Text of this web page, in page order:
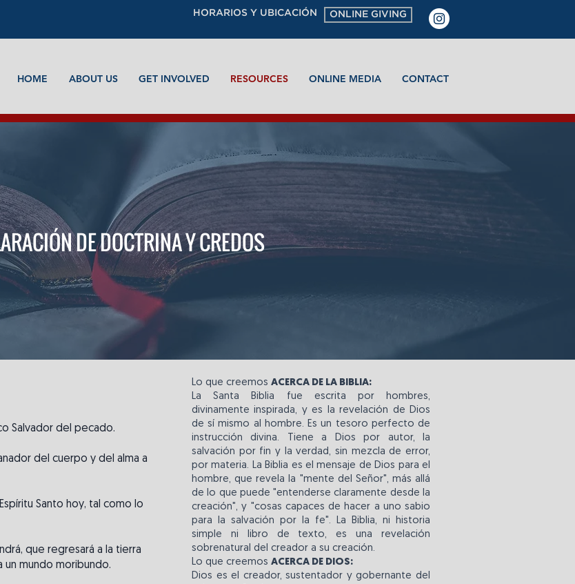
HORARIOS Y UBICACIÓN ONLINE GIVING
HOME ABOUT US GET INVOLVED RESOURCES ONLINE MEDIA CONTACT
DE DOCTRINA Y CREDOS
Salvador del pecado.
del cuerpo y del alma a
Santo hoy, tal como lo
que regresará a la tierra
un mundo moribundo.
Lo que creemos ACERCA DE LA BIBLIA:
La Santa Biblia fue escrita por hombres,
divinamente inspirada, y es la revelación de Dios
de sí mismo al hombre. Es un tesoro perfecto de
instrucción divina. Tiene a Dios por autor, la
salvación por fin y la verdad, sin mezcla de error,
por materia. La Biblia es el mensaje de Dios para el
hombre, que revela la "mente del Señor", más allá
de lo que puede "entenderse claramente desde la
creación", y "cosas capaces de hacer a uno sabio
para la salvación por la fe". La Biblia, ni historia
simple ni libro de texto, es una revelación
sobrenatural del creador a su creación.
Lo que creemos ACERCA DE DIOS:
Dios es el creador, sustentador y gobernante del